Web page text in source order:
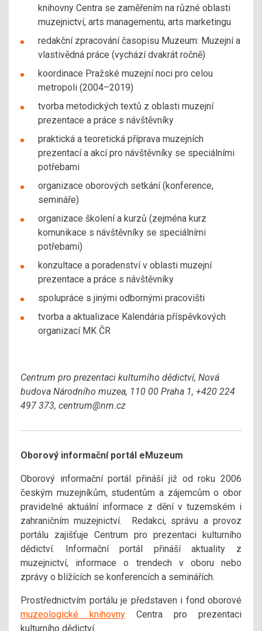
knihovny Centra se zaměřením na různé oblasti
muzejnictví, arts managementu, arts marketingu
redakční zpracování časopisu Muzeum: Muzejní a
vlastivědná práce (vychází dvakrát ročně)
koordinace Pražské muzejní noci pro celou
metropoli (2004–2019)
tvorba metodických textů z oblasti muzejní
prezentace a práce s návštěvníky
praktická a teoretická příprava muzejních
prezentací a akcí pro návštěvníky se speciálními
potřebami
organizace oborových setkání (konference,
semináře)
organizace školení a kurzů (zejména kurz
komunikace s návštěvníky se speciálními
potřebami)
konzultace a poradenství v oblasti muzejní
prezentace a práce s návštěvníky
spolupráce s jinými odbornými pracovišti
tvorba a aktualizace Kalendária příspěvkových
organizací MK ČR
Centrum pro prezentaci kulturního dědictví, Nová
budova Národního muzea, 110 00 Praha 1, +420 224
497 373, centrum@nm.cz
Oborový informační portál eMuzeum
Oborový informační portál přináší již od roku 2006
českým muzejníkům, studentům a zájemcům o obor
pravidelné aktuální informace z dění v tuzemském i
zahraničním muzejnictví. Redakci, správu a provoz
portálu zajišťuje Centrum pro prezentaci kulturního
dědictví. Informační portál přináší aktuality z
muzejnictví, informace o trendech v oboru nebo
zprávy o blížících se konferencích a seminářích.
Prostřednictvím portálu je představen i fond oborové
muzeologické knihovny Centra pro prezentaci
kulturního dědictví.